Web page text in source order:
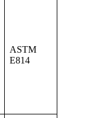
ASTM
E814